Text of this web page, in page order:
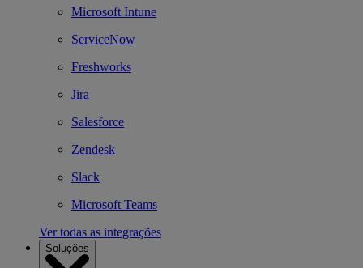
Microsoft Intune
ServiceNow
Freshworks
Jira
Salesforce
Zendesk
Slack
Microsoft Teams
Ver todas as integrações
Soluções